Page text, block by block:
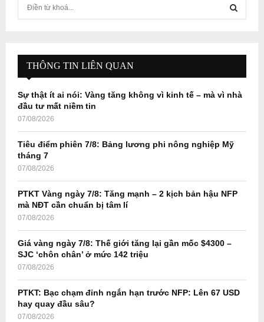
f
r
E
A
H
THÔNG TIN LIÊN QUAN
Sự thật ít ai nói: Vàng tăng không vì kinh tế – mà vì nhà
đầu tư mất niềm tin
07/08/2026
Tiêu điểm phiên 7/8: Bảng lương phi nông nghiệp Mỹ
tháng 7
07/08/2026
PTKT Vàng ngày 7/8: Tăng mạnh – 2 kịch bản hậu NFP
mà NĐT cần chuẩn bị tâm lí
07/08/2026
Giá vàng ngày 7/8: Thế giới tăng lại gần mốc $4300 –
SJC ‘chôn chân’ ở mức 142 triệu
07/08/2026
PTKT: Bạc chạm đỉnh ngắn hạn trước NFP: Lên 67 USD
hay quay đầu sâu?
07/08/2026